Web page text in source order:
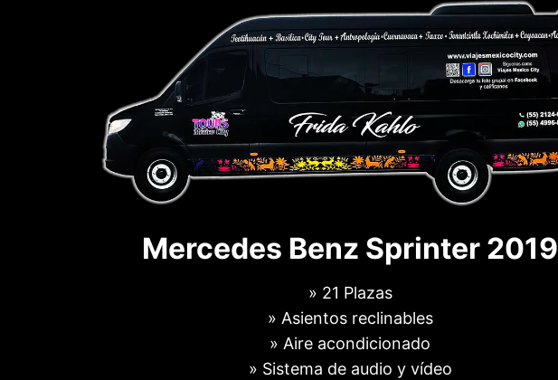
Mercedes Benz Sprinter 2019
» 21 Plazas
» Asientos reclinables
» Aire acondicionado
» Sistema de audio y vídeo